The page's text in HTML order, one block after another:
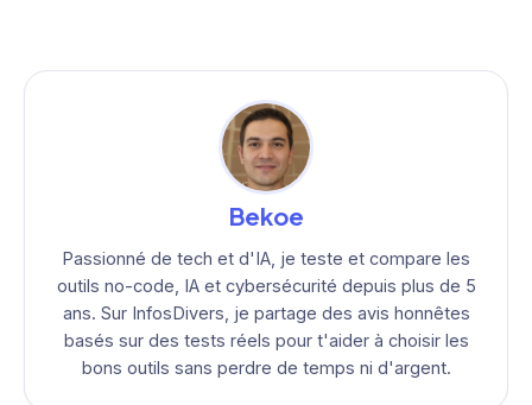
Bekoe
Passionné de tech et d'IA, je teste et compare les
outils no-code, IA et cybersécurité depuis plus de 5
ans. Sur InfosDivers, je partage des avis honnêtes
basés sur des tests réels pour t'aider à choisir les
bons outils sans perdre de temps ni d'argent.